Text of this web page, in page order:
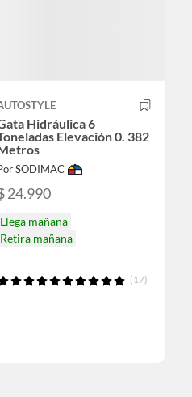
Hidráulica 6
Elevación 0. 382
SODIMAC
24.990
Llega mañana
Retira mañana
(17)